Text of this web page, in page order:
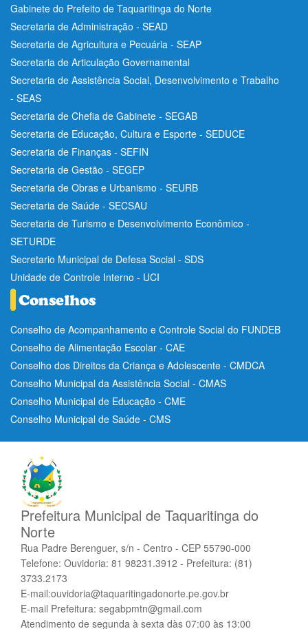
Gabinete do Prefeito de Taquaritinga do Norte
Secretaria de Administração - SEAD
Secretaria de Agricultura e Pecuária - SEAP
Secretaria de Articulação Governamental
Secretaria de Assistência Social, Desenvolvimento e Trabalho
- SEAS
Secretaria de Chefia de Gabinete - SEGAB
Secretaria de Educação, Cultura e Esporte - SEDUCE
Secretaria de Finanças - SEFIN
Secretaria de Gestão - SEGEP
Secretaria de Obras e Urbanismo - SEURB
Secretaria de Saúde - SECSAU
Secretaria de Turismo e Desenvolvimento Econômico -
SETURDE
Secretario Municipal de Defesa Social - SDS
Unidade de Controle Interno - UCI
Conselho de Acompanhamento e Controle Social do FUNDEB
Conselho de Alimentação Escolar - CAE
Conselho dos Direitos da Criança e Adolescente - CMDCA
Conselho Municipal da Assistência Social - CMAS
Conselho Municipal de Educação - CME
Conselho Municipal de Saúde - CMS
Prefeitura Municipal de Taquaritinga do
Norte
Rua Padre Berenguer, s/n - Centro - CEP 55790-000
Telefone: Ouvidoria: 81 98231.3912 - Prefeitura: (81)
3733.2173
E-mail:ouvidoria@taquaritingadonorte.pe.gov.br
E-mail Prefeitura: segabpmtn@gmail.com
Atendimento de segunda à sexta dàs 07:00 às 13:00